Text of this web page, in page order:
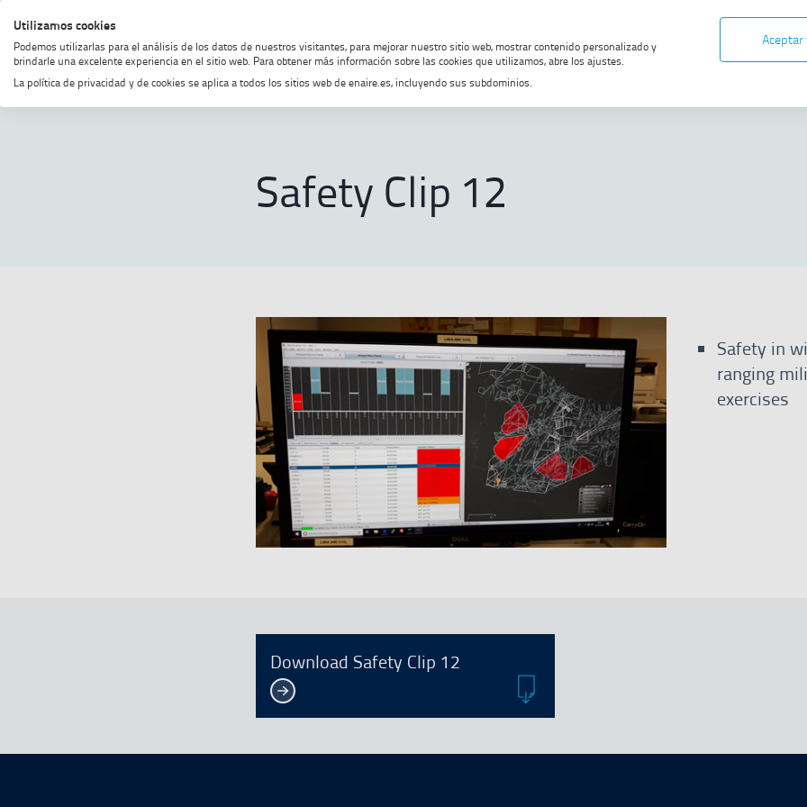
Skip
to
menu
Skip
to
content
Skip
to
footer
Enable
high
contrast
MENU
Utilizamos cookies
Podemos utilizarlas para el análisis de los datos de nuestros visitantes, para mejorar nuestro sitio web, mostrar contenido personalizado y
brindarle una excelente experiencia en el sitio web. Para obtener más información sobre las cookies que utilizamos, abre los ajustes.
La política de privacidad y de cookies se aplica a todos los sitios web de enaire.es, incluyendo sus subdominios.
Aceptar
Home Publications
Safety Clip 12
Safety in
ranging
exercises
Download Safety Clip 12In PDF format